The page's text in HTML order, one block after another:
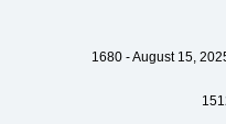
1680 - August 15,